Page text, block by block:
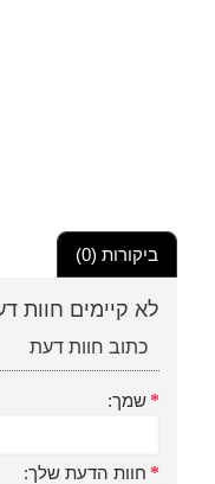
ביקורות (0)
לא קיימים חוות
כתוב חוות דעת
שמך:
חוות הדעת שלך: